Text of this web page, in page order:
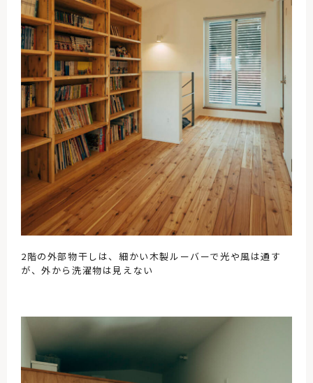
2階の外部物干しは、細かい木製ルーバーで光や風は通す
が、外から洗濯物は見えない